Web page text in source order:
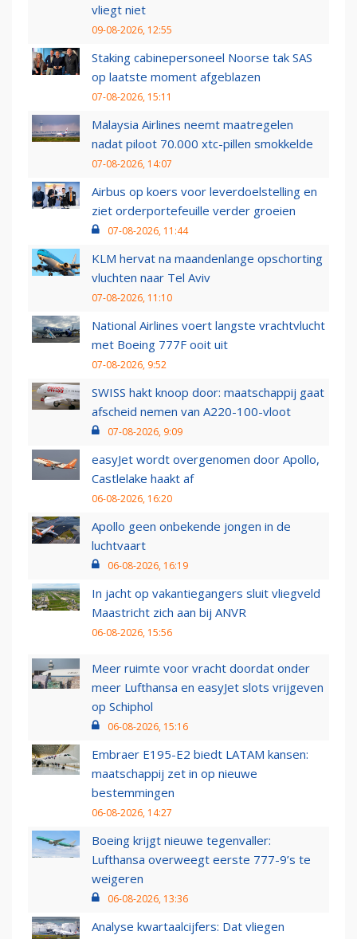
vliegt niet
09-08-2026, 12:55
Staking cabinepersoneel Noorse tak SAS
op laatste moment afgeblazen
07-08-2026, 15:11
Malaysia Airlines neemt maatregelen
nadat piloot 70.000 xtc-pillen smokkelde
07-08-2026, 14:07
Airbus op koers voor leverdoelstelling en
ziet orderportefeuille verder groeien
07-08-2026, 11:44
KLM hervat na maandenlange opschorting
vluchten naar Tel Aviv
07-08-2026, 11:10
National Airlines voert langste vrachtvlucht
met Boeing 777F ooit uit
07-08-2026, 9:52
SWISS hakt knoop door: maatschappij gaat
afscheid nemen van A220-100-vloot
07-08-2026, 9:09
easyJet wordt overgenomen door Apollo,
Castlelake haakt af
06-08-2026, 16:20
Apollo geen onbekende jongen in de
luchtvaart
06-08-2026, 16:19
In jacht op vakantiegangers sluit vliegveld
Maastricht zich aan bij ANVR
06-08-2026, 15:56
Meer ruimte voor vracht doordat onder
meer Lufthansa en easyJet slots vrijgeven
op Schiphol
06-08-2026, 15:16
Embraer E195-E2 biedt LATAM kansen:
maatschappij zet in op nieuwe
bestemmingen
06-08-2026, 14:27
Boeing krijgt nieuwe tegenvaller:
Lufthansa overweegt eerste 777-9’s te
weigeren
06-08-2026, 13:36
Analyse kwartaalcijfers: Dat vliegen